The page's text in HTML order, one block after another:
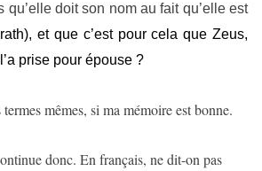
qu’elle doit son nom au fait qu’elle est
), et que c’est pour cela que Zeus,
prise pour épouse ?
mêmes, si ma mémoire est bonne.
donc. En français, ne dit-on pas